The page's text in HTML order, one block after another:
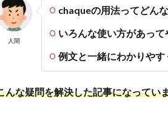
人間
chaqueの用法ってどん
いろんな使い方があって
例文と一緒にわかりやす
んな疑問を解決した記事になってい